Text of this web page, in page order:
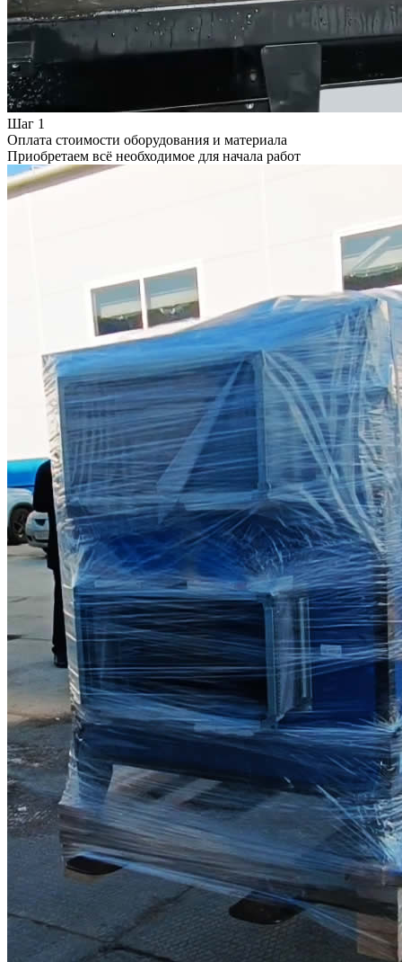
Шаг 1
Оплата стоимости оборудования и материала
Приобретаем всё необходимое для начала работ